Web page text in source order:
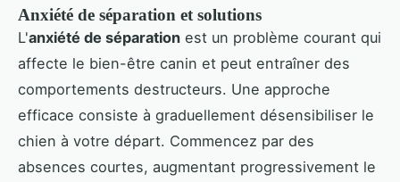
Anxiété de séparation et solutions
L'anxiété de séparation est un problème courant qui
affecte le bien-être canin et peut entraîner des
comportements destructeurs. Une approche
efficace consiste à graduellement désensibiliser le
chien à votre départ. Commencez par des
absences courtes, augmentant progressivement le